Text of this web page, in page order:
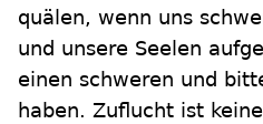
quälen, wenn uns
und unsere Seelen
einen schweren und
haben. Zuflucht ist